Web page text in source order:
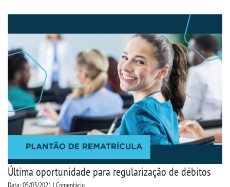
Última oportunidade para regularização de débitos
Data: 05/03/2021 | Comentário